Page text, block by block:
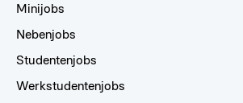
Minijobs
Nebenjobs
Studentenjobs
Werkstudentenjobs